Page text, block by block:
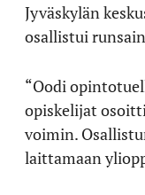
Jyväskylän
osallistui
“Oodi
opiskelijat
voimin.
laittamaan